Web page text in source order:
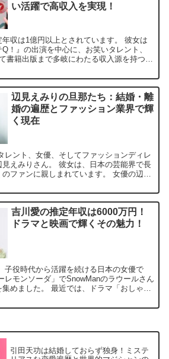
い活躍で高収入を実現！
収は1億円以上とされています。 彼女は
Q！』の出演を中心に、お笑いタレント、
書籍出版まで多岐にわたる収入源を持つ、
辺見えみりの旦那たち：結婚・離
婚の遍歴とファッション業界で輝
く現在
レント、女優、そしてファッションディレ
えみりさん。 彼女は、日本の芸能界で長
ファンに親しまれています。 女優の辺見
吉川愛の推定年収は6000万円！
ドラマと映画で輝くその魅力！
子役時代から活躍を続ける日本の女優で
レモンソーダ」でSnowManのラウールさん
めました。 最近では、ドラマ「おしゃ家
引田天功は結婚しておらず独身！ミステ